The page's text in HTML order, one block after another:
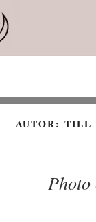
Inhalt
springen
AUTOR:TILL